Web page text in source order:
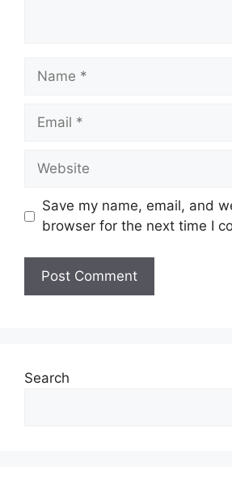
Name
Email
Website
Save my name, email, and
browser for the next time I
Search